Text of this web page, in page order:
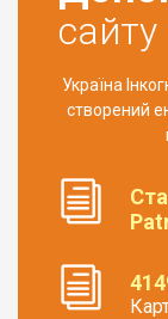
сайту
Україна
створений